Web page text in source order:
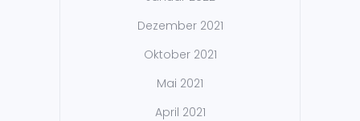
Dezember 2021
Oktober 2021
Mai 2021
April 2021